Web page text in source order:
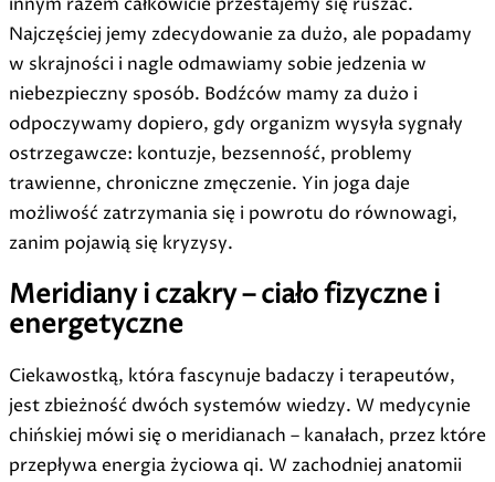
Najczęściej jemy zdecydowanie za dużo, ale popadamy
w skrajności i nagle odmawiamy sobie jedzenia w
niebezpieczny sposób. Bodźców mamy za dużo i
odpoczywamy dopiero, gdy organizm wysyła sygnały
ostrzegawcze: kontuzje, bezsenność, problemy
trawienne, chroniczne zmęczenie. Yin joga daje
możliwość zatrzymania się i powrotu do równowagi,
zanim pojawią się kryzysy.
Meridiany i czakry – ciało fizyczne i
energetyczne
Ciekawostką, która fascynuje badaczy i terapeutów,
jest zbieżność dwóch systemów wiedzy. W medycynie
chińskiej mówi się o meridianach – kanałach, przez które
przepływa energia życiowa qi. W zachodniej anatomii